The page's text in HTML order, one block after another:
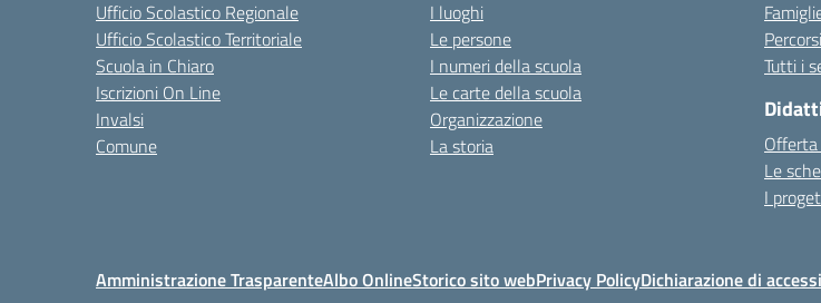
Ufficio Scolastico Regionale
Ufficio Scolastico Territoriale
Scuola in Chiaro
Iscrizioni On Line
Invalsi
Comune
I luoghi
Le persone
I numeri della scuola
Le carte della scuola
Organizzazione
La storia
Tutti i
Le
I
Amministrazione TrasparenteAlbo OnlineStorico sito webPrivacy PolicyDichiarazione di